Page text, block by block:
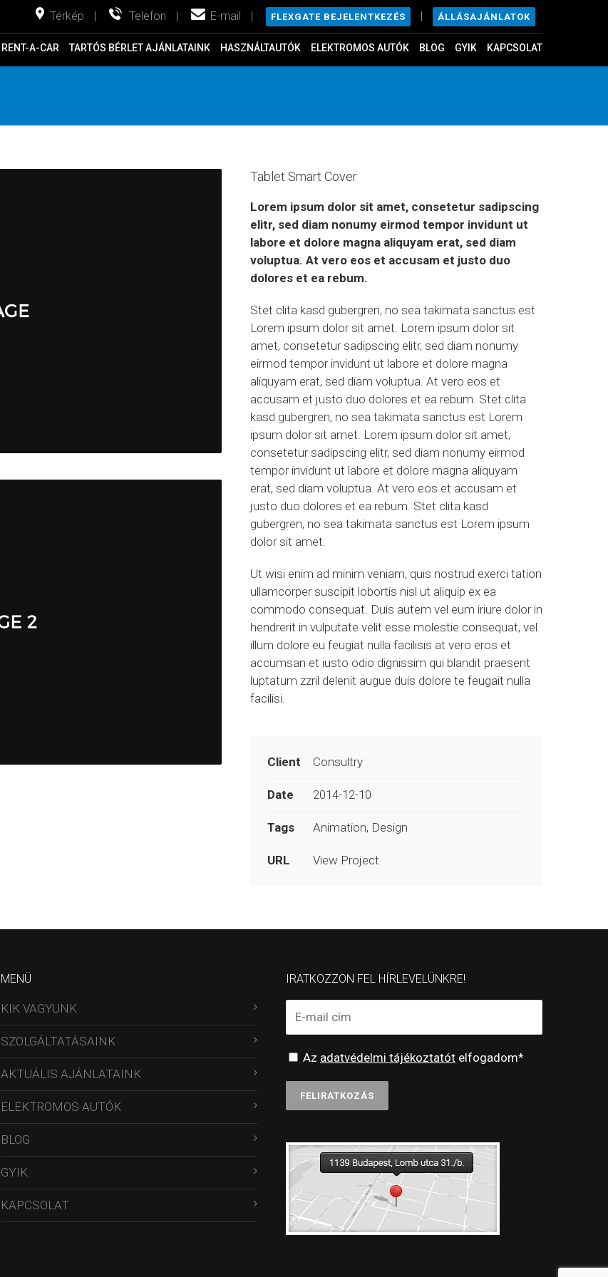
Térkép | Telefon | E-mail | FLEXGATE BEJELENTKEZÉS | ÁLLÁSAJÁNLATOK
RENT-A-CAR TARTÓS BÉRLET AJÁNLATAINK HASZNÁLTAUTÓK ELEKTROMOS AUTÓK BLOG GYIK KAPCSOLAT
Tablet Smart Cover
Lorem ipsum dolor sit amet, consetetur sadipscing
elitr, sed diam nonumy eirmod tempor invidunt ut
labore et dolore magna aliquyam erat, sed diam
voluptua. At vero eos et accusam et justo duo
dolores et ea rebum.
Stet clita kasd gubergren, no sea takimata sanctus est
Lorem ipsum dolor sit amet. Lorem ipsum dolor sit
amet, consetetur sadipscing elitr, sed diam nonumy
eirmod tempor invidunt ut labore et dolore magna
aliquyam erat, sed diam voluptua. At vero eos et
accusam et justo duo dolores et ea rebum. Stet clita
kasd gubergren, no sea takimata sanctus est Lorem
ipsum dolor sit amet. Lorem ipsum dolor sit amet,
consetetur sadipscing elitr, sed diam nonumy eirmod
tempor invidunt ut labore et dolore magna aliquyam
erat, sed diam voluptua. At vero eos et accusam et
justo duo dolores et ea rebum. Stet clita kasd
gubergren, no sea takimata sanctus est Lorem ipsum
dolor sit amet.
Ut wisi enim ad minim veniam, quis nostrud exerci tation
ullamcorper suscipit lobortis nisl ut aliquip ex ea
commodo consequat. Duis autem vel eum iriure dolor in
hendrerit in vulputate velit esse molestie consequat, vel
illum dolore eu feugiat nulla facilisis at vero eros et
accumsan et iusto odio dignissim qui blandit praesent
luptatum zzril delenit augue duis dolore te feugait nulla
facilisi.
Client Consultry
Date 2014-12-10
Tags Animation, Design
URL View Project
MENÜ
KIK VAGYUNK
SZOLGÁLTATÁSAINK
AKTUÁLIS AJÁNLATAINK
ELEKTROMOS AUTÓK
BLOG
GYIK
KAPCSOLAT
IRATKOZZON FEL HÍRLEVELÜNKRE!
Az adatvédelmi tájékoztatót elfogadom*